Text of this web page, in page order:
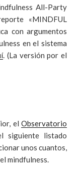
All-Party
«MINDFUL
con argumentos
en el sistema
. (La versión por el
el Observatorio
siguiente listado
unos cuantos,
mindfulness.